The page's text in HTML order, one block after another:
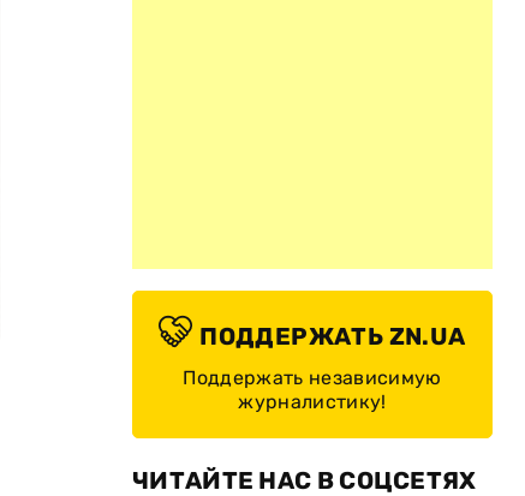
ПОДДЕРЖАТЬ ZN.UA
Поддержать независимую
журналистику!
ЧИТАЙТЕ НАС В СОЦСЕТЯХ